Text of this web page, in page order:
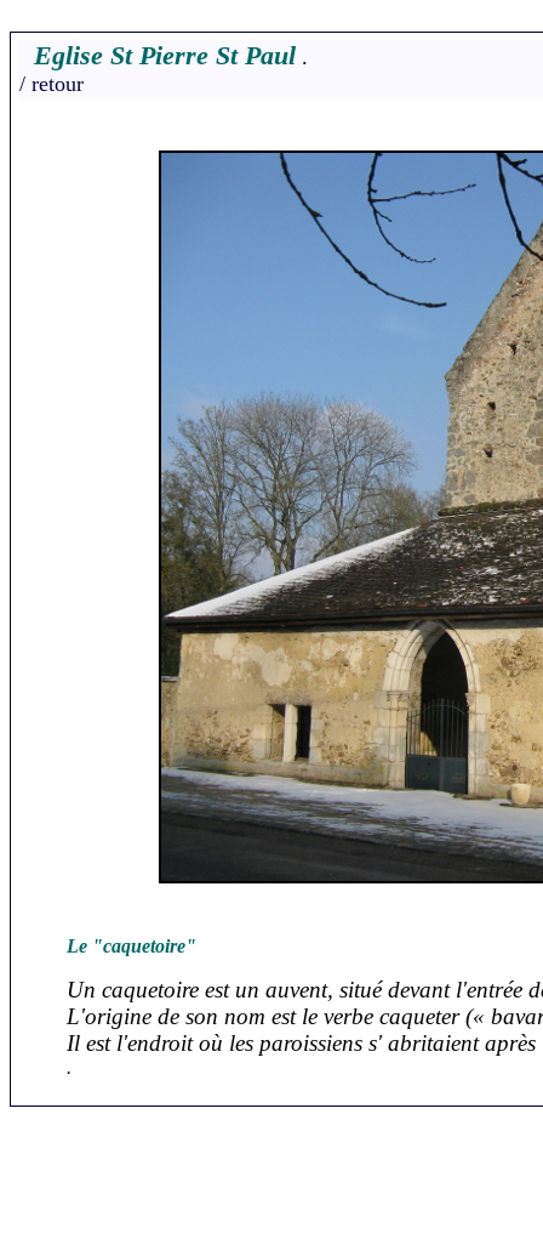
Eglise St Pierre St Paul
/ retour
Le "caquetoire"
Un caquetoire est un auvent, situé devant l'entrée
L'origine de son nom est le verbe caqueter («
Il est l'endroit où les paroissiens s' abritaient
.